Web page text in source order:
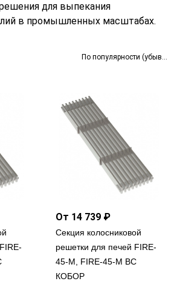
для выпекания
в промышленных масштабах.
По популярности
От 14 739 ₽
Секция колосниковой
решетки для печей FIRE-
45-М, FIRE-45-М BC
КОБОР